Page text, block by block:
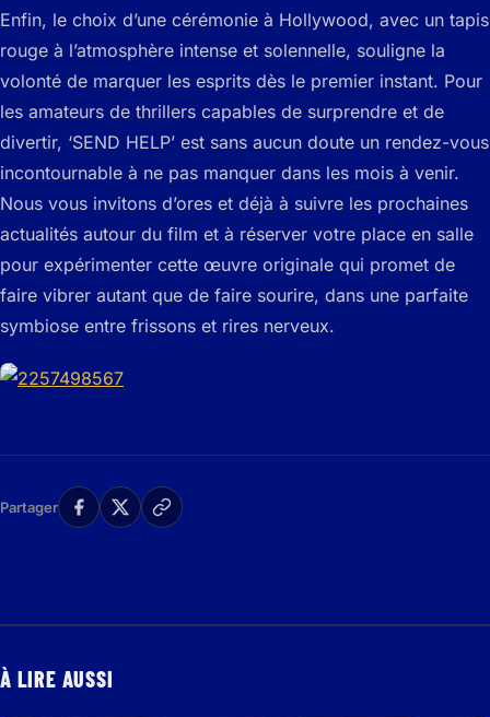
Enfin, le choix d’une cérémonie à Hollywood, avec un tapis
rouge à l’atmosphère intense et solennelle, souligne la
volonté de marquer les esprits dès le premier instant. Pour
les amateurs de thrillers capables de surprendre et de
divertir, ‘SEND HELP’ est sans aucun doute un rendez-vous
incontournable à ne pas manquer dans les mois à venir.
Nous vous invitons d’ores et déjà à suivre les prochaines
actualités autour du film et à réserver votre place en salle
pour expérimenter cette œuvre originale qui promet de
faire vibrer autant que de faire sourire, dans une parfaite
symbiose entre frissons et rires nerveux.
Partager
À LIRE AUSSI